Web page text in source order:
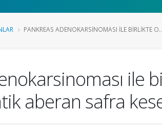
PANKREAS ADENOKARSINOMASI ILE BIRLIKTE
ile
aberan safra